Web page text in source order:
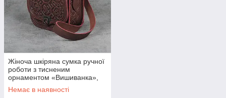
Жіноча шкіряна сумка ручної
роботи з тисненим
орнаментом «Вишиванка»,
бордового кольору, 20*21*9
см
Немає в наявності